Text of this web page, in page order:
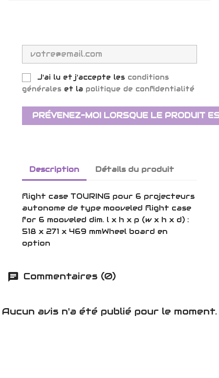
J'ai lu et j'accepte les conditions
générales et la politique de confidentialité
PRÉVENEZ-MOI LORSQUE LE PRODUIT
Description Détails du produit
flight case TOURING pour 6 projecteurs
autonome de type mooveled flight case
for 6 mooveled dim. l x h x p (w x h x d) :
518 x 271 x 469 mmWheel board en
option
Commentaires (0)
Aucun avis n'a été publié pour le moment.